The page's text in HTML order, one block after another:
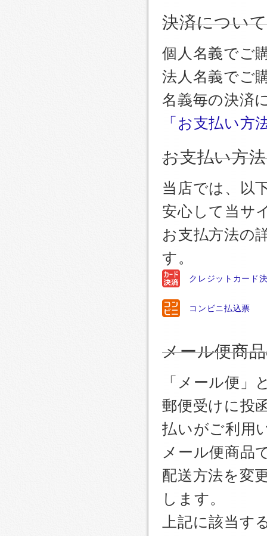
決済について
個人名義でご
法人名義でご
名義毎の決済
「お支払い方
お支払い方
当店では、以
安心して当サ
お支払方法の
す。
クレジットカード
コンビニ払込票
メール便商
「メール便」
郵便受けに投
払いがご利用
メール便商品
配送方法を変
します。
上記に該当